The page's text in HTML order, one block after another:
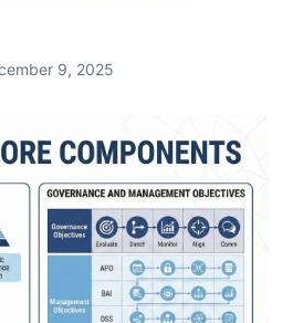
9, 2025